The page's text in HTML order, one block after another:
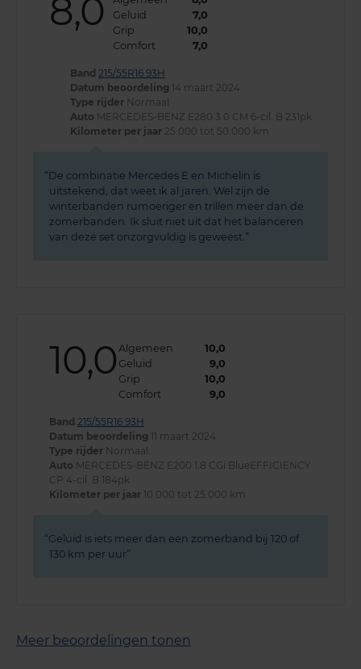
8,0
Geluid
7,0
Grip
10,0
Comfort
7,0
Band 215/55R16 93H
Datum beoordeling 14 maart 2024
Type rijder Normaal
Auto MERCEDES-BENZ E280 3.0 CM 6-cil. B 231pk
Kilometer per jaar 25.000 tot 50.000 km
De combinatie Mercedes E en Michelin is
uitstekend, dat weet ik al jaren. Wel zijn de
winterbanden rumoeriger en trillen meer dan de
zomerbanden. Ik sluit niet uit dat het balanceren
van deze set onzorgvuldig is geweest.
10,0 Algemeen
10,0
Geluid
9,0
Grip
10,0
Comfort
9,0
Band 215/55R16 93H
Datum beoordeling 11 maart 2024
Type rijder Normaal
Auto MERCEDES-BENZ E200 1.8 CGi BlueEFFICIENCY
CP 4-cil. B 184pk
Kilometer per jaar 10.000 tot 25.000 km
Geluid is iets meer dan een zomerband bij 120 of
130 km per uur
Meer beoordelingen tonen